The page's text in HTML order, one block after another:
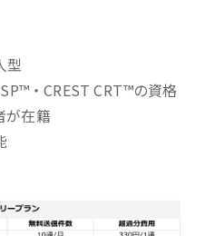
型
・CREST CRT™の資格
が在籍